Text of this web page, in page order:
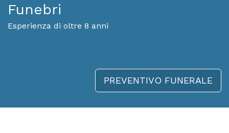
Funebri
Esperienza di oltre 8 anni
PREVENTIVO FUNERALE